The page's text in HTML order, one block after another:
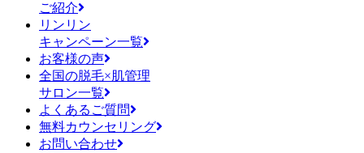
ご紹介
リンリン
キャンペーン一覧
お客様の声
全国の脱毛×肌管理
サロン一覧
よくあるご質問
無料カウンセリング
お問い合わせ